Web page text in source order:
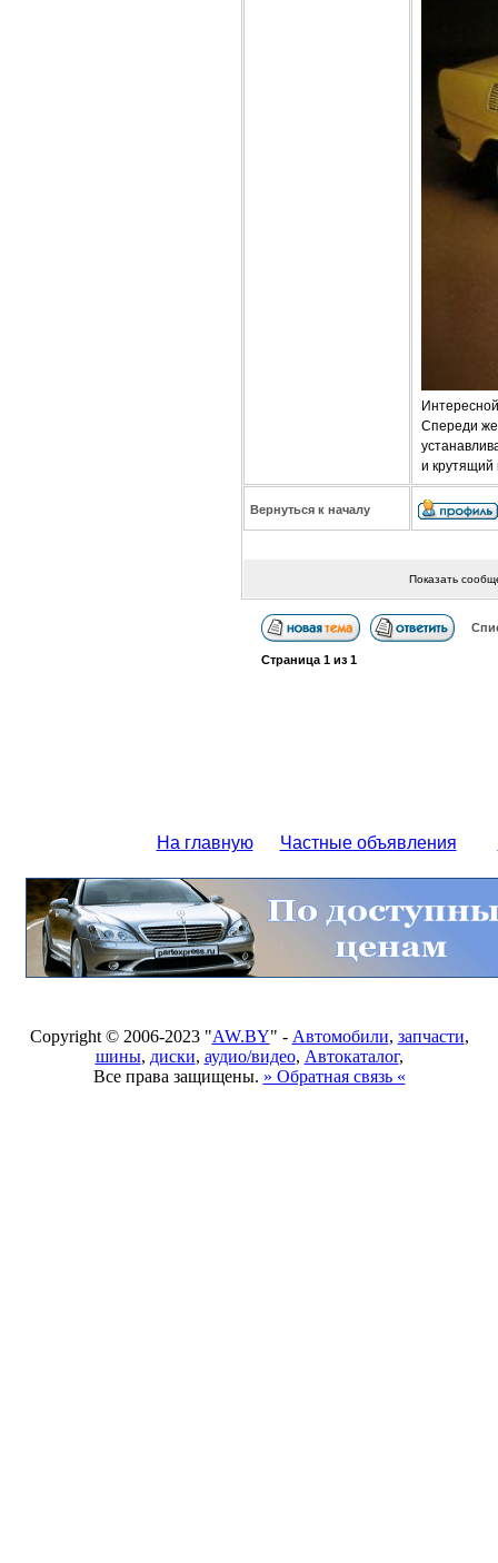
Спереди же
и крутящий
Вернуться к началу
Показать
Страница 1из 1
На главную Частные объявления
Copyright © 2006-2023 "AW.BY" - Автомобили, запчасти,
шины, диски, аудио/видео, Автокаталог,
Все права защищены. » Обратная связь «